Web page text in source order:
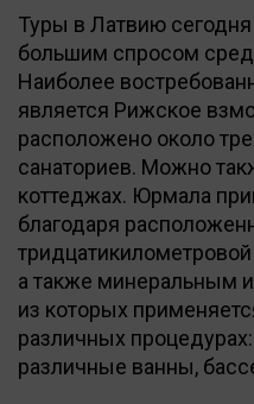
Туры в Латвию
большим спросом
Наиболее
является Рижское
расположено около
санаториев. Можно
коттеджах. Юрмала
благодаря
а также минеральным
из которых
различных
различные ванны,